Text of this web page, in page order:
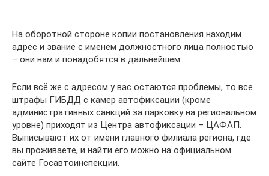
На оборотной стороне копии постановления находим
адрес и звание с именем должностного лица полностью
– они нам и понадобятся в дальнейшем.
Если всё же с адресом у вас остаются проблемы, то все
штрафы ГИБДД с камер автофиксации (кроме
административных санкций за парковку на региональном
уровне) приходят из Центра автофиксации – ЦАФАП.
Выписывают их от имени главного филиала региона, где
вы проживаете, и найти его можно на официальном
сайте Госавтоинспекции.